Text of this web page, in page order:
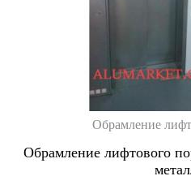
Обрамление
Обрамление лифтового